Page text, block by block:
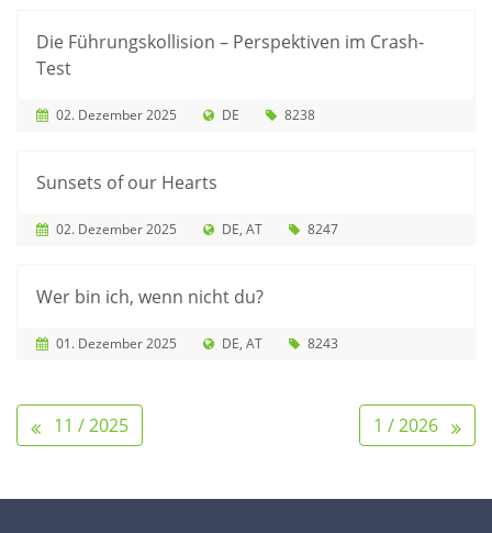
Die Führungskollision – Perspektiven im Crash-
Test
02. Dezember 2025 DE 8238
Sunsets of our Hearts
02. Dezember 2025 DE AT 8247
Wer bin ich, wenn nicht du?
01. Dezember 2025 DE AT 8243
11 / 2025 1 / 2026